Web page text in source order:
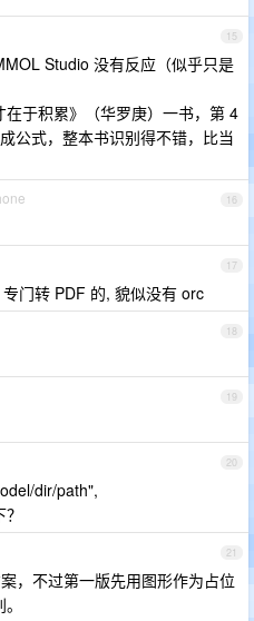
15
Studio 没有反应（似乎只是
于积累》（华罗庚）一书，第 4
公式，整本书识别得不错，比当
16
17
门转 PDF 的, 貌似没有 orc
18
19
20
dir/path",
21
，不过第一版先用图形作为占位